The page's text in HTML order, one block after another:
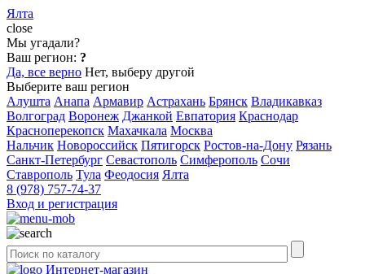
Ялта
close
Мы угадали?
Ваш регион: ?
Да, все верно Нет, выберу другой
Выберите ваш регион
Алушта Анапа Армавир Астрахань Брянск Владикавказ
Волгоград Воронеж Джанкой Евпатория Краснодар
Красноперекопск Махачкала Москва
Нальчик Новороссийск Пятигорск Ростов-на-Дону Рязань
Санкт-Петербург Севастополь Симферополь Сочи
Ставрополь Тула Феодосия Ялта
8 (978) 757-74-37
Вход и регистрация
Интернет-магазин